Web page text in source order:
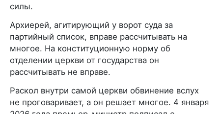
силы.
Архиерей, агитирующий у ворот суда за
партийный список, вправе рассчитывать на
многое. На конституционную норму об
отделении церкви от государства он
рассчитывать не вправе.
Раскол внутри самой церкви обвинение вслух
не проговаривает, а он решает многое. 4 января